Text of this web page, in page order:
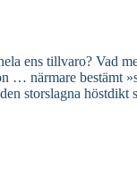
ens tillvaro? Vad
… närmare bestämt
storslagna höstdikt